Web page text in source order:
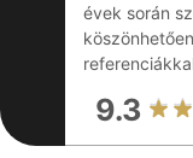
évek során
9.3